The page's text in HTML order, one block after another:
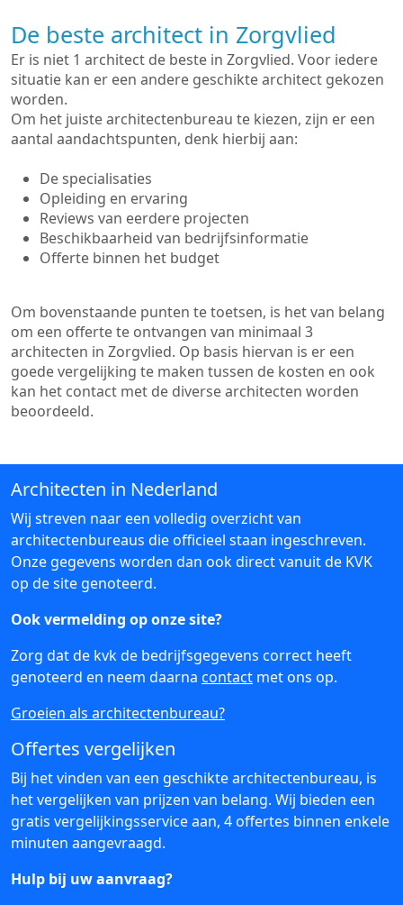
De beste architect in Zorgvlied
Er is niet 1 architect de beste in Zorgvlied. Voor iedere
situatie kan er een andere geschikte architect gekozen
worden.
Om het juiste architectenbureau te kiezen, zijn er een
aantal aandachtspunten, denk hierbij aan:
De specialisaties
Opleiding en ervaring
Reviews van eerdere projecten
Beschikbaarheid van bedrijfsinformatie
Offerte binnen het budget
Om bovenstaande punten te toetsen, is het van belang
om een offerte te ontvangen van minimaal 3
architecten in Zorgvlied. Op basis hiervan is er een
goede vergelijking te maken tussen de kosten en ook
kan het contact met de diverse architecten worden
beoordeeld.
Architecten in Nederland
Wij streven naar een volledig overzicht van
architectenbureaus die officieel staan ingeschreven.
Onze gegevens worden dan ook direct vanuit de KVK
op de site genoteerd.
Ook vermelding op onze site?
Zorg dat de kvk de bedrijfsgegevens correct heeft
genoteerd en neem daarna contact met ons op.
Groeien als architectenbureau?
Offertes vergelijken
Bij het vinden van een geschikte architectenbureau, is
het vergelijken van prijzen van belang. Wij bieden een
gratis vergelijkingsservice aan, 4 offertes binnen enkele
minuten aangevraagd.
Hulp bij uw aanvraag?